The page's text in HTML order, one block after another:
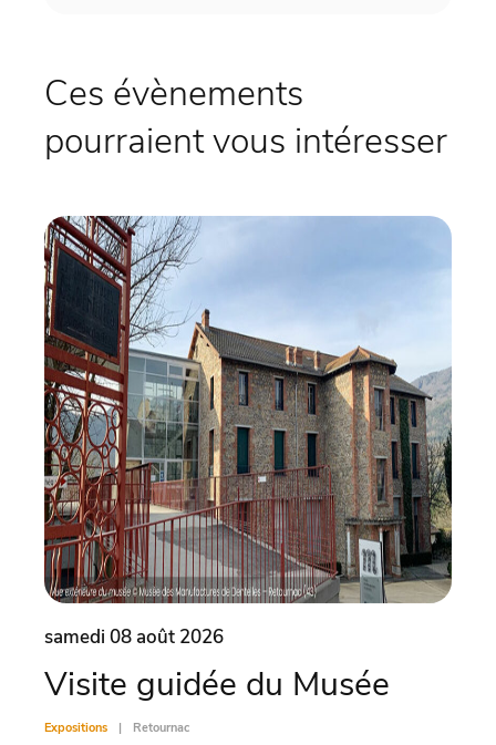
Ces évènements
pourraient vous intéresser
samedi 08 août 2026
Visite guidée du Musée
Expositions Retournac